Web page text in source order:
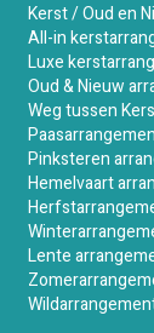
Kerst / Oud en
All-in
Luxe
Oud & Nieuw
Weg tussen
Pinksteren
Hemelvaart
Lente